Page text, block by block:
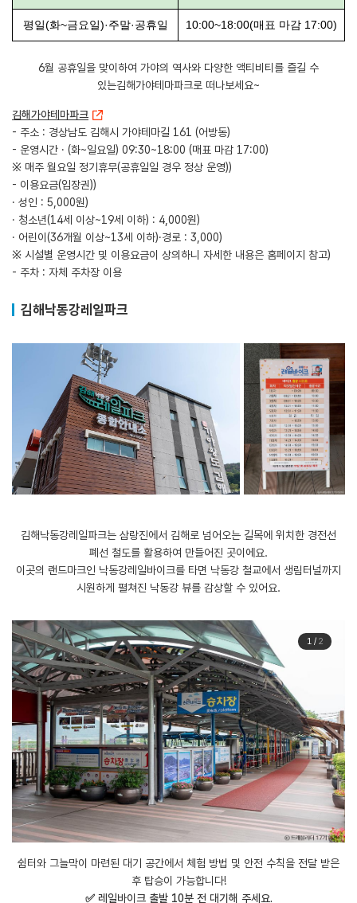
평일(화~금요일)·주말·공휴일 10:00~18:00(매표 마감 17:00)
6월 공휴일을 맞이하여 가야의 역사와 다양한 액티비티를 즐길 수
있는김해가야테마파크로 떠나보세요~
김해가야테마파크
- 주소 : 경상남도 김해시 가야테마길 161 (어방동)
- 운영시간 · (화~일요일) 09:30~18:00 (매표 마감 17:00)
※ 매주 월요일 정기휴무(공휴일일 경우 정상 운영))
- 이용요금(입장권))
· 성인 : 5,000원)
· 청소년(14세 이상~19세 이하) : 4,000원)
· 어린이(36개월 이상~13세 이하)·경로 : 3,000)
※ 시설별 운영시간 및 이용요금이 상의하니 자세한 내용은 홈페이지 참고)
- 주차 : 자체 주차장 이용
김해낙동강레일파크
김해낙동강레일파크는 삼랑진에서 김해로 넘어오는 길목에 위치한 경전선
폐선 철도를 활용하여 만들어진 곳이에요.
이곳의 랜드마크인 낙동강레일바이크를 타면 낙동강 철교에서 생림터널까지
시원하게 펼쳐진 낙동강 뷰를 감상할 수 있어요.
1/ 2
쉼터와 그늘막이 마련된 대기 공간에서 체험 방법 및 안전 수칙을 전달 받은
후 탑승이 가능합니다!
✅ 레일바이크 출발 10분 전 대기해 주세요.